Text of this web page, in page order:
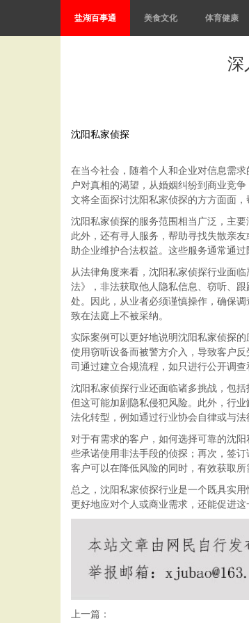
盐湖百事通 美食文化 体育健康
深
沈阳私家侦探
在当今社会，随着个人和企业对信息需
户对真相的渴望，从婚姻纠纷到商业竞
文将全面探讨沈阳私家侦探的方方面面，
沈阳私家侦探的服务范围相当广泛，主
此外，还有寻人服务，帮助寻找失散亲
助企业维护合法权益。这些服务通常通
从法律角度来看，沈阳私家侦探行业面
法》，非法获取他人隐私信息、窃听、
处。因此，从业者必须谨慎操作，确保
致在法庭上不被采纳。
实际案例可以更好地说明沈阳私家侦探
使用窃听设备而被警方介入，导致客户
司通过建立合规流程，如只进行公开调
沈阳私家侦探行业还面临诸多挑战，包
但这可能加剧隐私侵犯风险。此外，行
法化转型，例如通过行业协会自律或与法
对于有需求的客户，如何选择可靠的沈
些承诺使用非法手段的侦探；再次，签
客户可以在降低风险的同时，有效获取所
总之，沈阳私家侦探行业是一个既具实
更好地应对个人或商业需求，还能促进
上一篇：